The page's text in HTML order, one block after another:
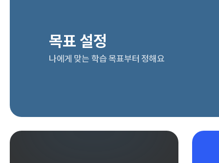
목표 설정
나에게 맞는 학습 목표부터 정해요